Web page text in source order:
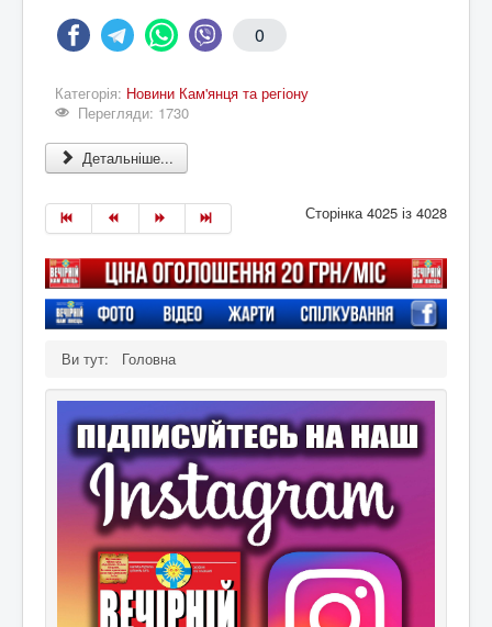
0
Категорія: Новини Кам'янця та регіону
Перегляди: 1730
Детальніше...
Сторінка 4025 із 4028
Ви тут: Головна